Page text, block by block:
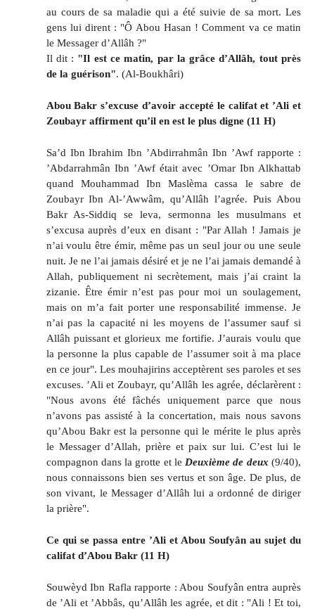
au cours de sa maladie qui a été suivie de sa mort. Les
gens lui dirent : "Ô Abou Hasan ! Comment va ce matin
le Messager d’Allâh ?"
Il dit : "Il est ce matin, par la grâce d’Allâh, tout près
de la guérison". (Al-Boukhâri)
Abou Bakr s’excuse d’avoir accepté le califat et ’Ali et
Zoubayr affirment qu’il en est le plus digne (11 H)
Sa’d Ibn Ibrahim Ibn ’Abdirrahmân Ibn ’Awf rapporte :
’Abdarrahmân Ibn ’Awf était avec ’Omar Ibn Alkhattab
quand Mouhammad Ibn Maslèma cassa le sabre de
Zoubayr Ibn Al-’Awwâm, qu’Allâh l’agrée. Puis Abou
Bakr As-Siddiq se leva, sermonna les musulmans et
s’excusa auprès d’eux en disant : "Par Allah ! Jamais je
n’ai voulu être émir, même pas un seul jour ou une seule
nuit. Je ne l’ai jamais désiré et je ne l’ai jamais demandé à
Allah, publiquement ni secrètement, mais j’ai craint la
zizanie. Être émir n’est pas pour moi un soulagement,
mais on m’a fait porter une responsabilité immense. Je
n’ai pas la capacité ni les moyens de l’assumer sauf si
Allâh puissant et glorieux me fortifie. J’aurais voulu que
la personne la plus capable de l’assumer soit à ma place
en ce jour". Les mouhajirins acceptèrent ses paroles et ses
excuses. ’Ali et Zoubayr, qu’Allâh les agrée, déclarèrent :
"Nous avons été fâchés uniquement parce que nous
n’avons pas assisté à la concertation, mais nous savons
qu’Abou Bakr est la personne qui le mérite le plus après
le Messager d’Allah, prière et paix sur lui. C’est lui le
compagnon dans la grotte et le Deuxième de deux (9/40),
nous connaissons bien ses vertus et son âge. De plus, de
son vivant, le Messager d’Allâh lui a ordonné de diriger
la prière".
Ce qui se passa entre ’Ali et Abou Soufyân au sujet du
califat d’Abou Bakr (11 H)
Souwèyd Ibn Rafla rapporte : Abou Soufyân entra auprès
de ’Ali et ’Abbâs, qu’Allâh les agrée, et dit : "Ali ! Et toi,